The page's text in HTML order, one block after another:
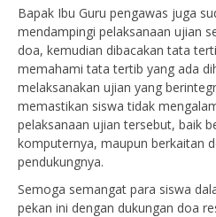
Bapak Ibu Guru pengawas juga
mendampingi pelaksanaan ujian
doa, kemudian dibacakan tata
memahami tata tertib yang ada
melaksanakan ujian yang
memastikan siswa tidak
pelaksanaan ujian tersebut, baik
komputernya, maupun berkaitan
pendukungnya.
Semoga semangat para siswa
pekan ini dengan dukungan doa